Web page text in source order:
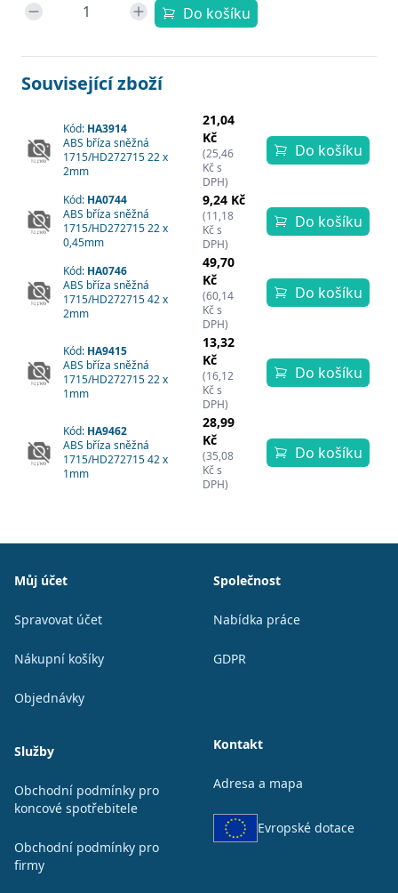
Do košíku
Související zboží
Kód: HA3914
ABS bříza sněžná
1715/HD272715 22 x
2mm
21,04
Kč
(25,46
Kč s
DPH)
Do košíku
Kód: HA0744
ABS bříza sněžná
1715/HD272715 22 x
0,45mm
9,24 Kč
(11,18
Kč s
DPH)
Do košíku
Kód: HA0746
ABS bříza sněžná
1715/HD272715 42 x
2mm
49,70
Kč
(60,14
Kč s
DPH)
Do košíku
Kód: HA9415
ABS bříza sněžná
1715/HD272715 22 x
1mm
13,32
Kč
(16,12
Kč s
DPH)
Do košíku
Kód: HA9462
ABS bříza sněžná
1715/HD272715 42 x
1mm
28,99
Kč
(35,08
Kč s
DPH)
Do košíku
Můj účet
Spravovat účet
Nákupní košíky
Objednávky
Služby
Obchodní podmínky pro
koncové spotřebitele
Obchodní podmínky pro
firmy
Společnost
Nabídka práce
GDPR
Kontakt
Adresa a mapa
Evropské dotace